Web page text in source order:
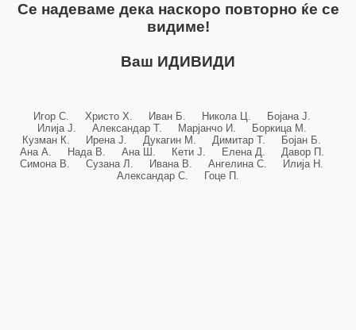
Се надеваме дека наскоро повторно ќе се
видиме!
Ваш ИДИВИДИ
Игор С. Христо Х. Иван Б. Никола Ц. Бојана Ј.
Илија Ј. Александар Т. Марјанчо И. Боркица М.
Кузман К. Ирена Ј. Дукагин М. Димитар Т. Бојан Б.
Ана А. Нада В. Ана Ш. Кети Ј. Елена Д. Давор П.
Симона В. Сузана Л. Ивана В. Ангелина С. Илија Н.
Александар С. Гоце П.